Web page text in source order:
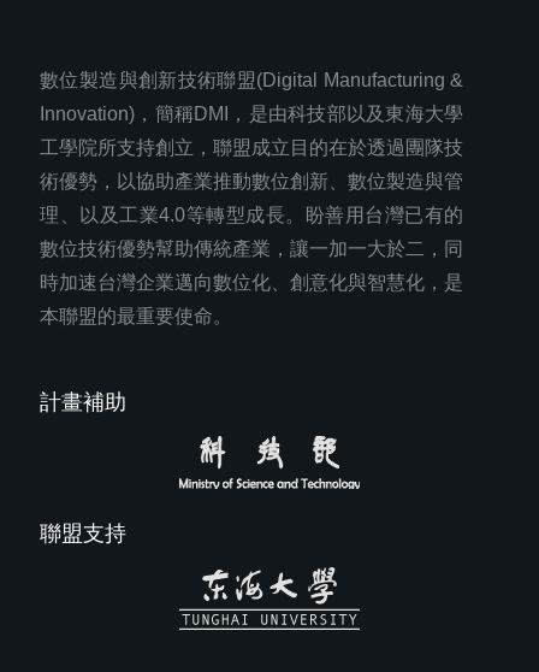
數位製造與創新技術聯盟(Digital Manufacturing &
Innovation)，簡稱DMI，是由科技部以及東海大學
工學院所支持創立，聯盟成立目的在於透過團隊技
術優勢，以協助產業推動數位創新、數位製造與管
理、以及工業4.0等轉型成長。盼善用台灣已有的
數位技術優勢幫助傳統產業，讓一加一大於二，同
時加速台灣企業邁向數位化、創意化與智慧化，是
本聯盟的最重要使命。
計畫補助
聯盟支持